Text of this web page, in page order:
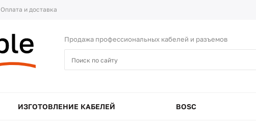
Оплата и доставка
Продажа профессиональных кабелей и разъемов
ИЗГОТОВЛЕНИЕ КАБЕЛЕЙ BOSC